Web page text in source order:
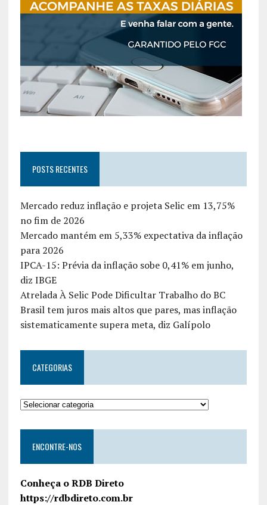
POSTS RECENTES
Mercado reduz inflação e projeta Selic em 13,75%
no fim de 2026
Mercado mantém em 5,33% expectativa da inflação
para 2026
IPCA-15: Prévia da inflação sobe 0,41% em junho,
diz IBGE
Atrelada À Selic Pode Dificultar Trabalho do BC
Brasil tem juros mais altos que pares, mas inflação
sistematicamente supera meta, diz Galípolo
CATEGORIAS
ENCONTRE-NOS
Conheça o RDB Direto
https://rdbdireto.com.br